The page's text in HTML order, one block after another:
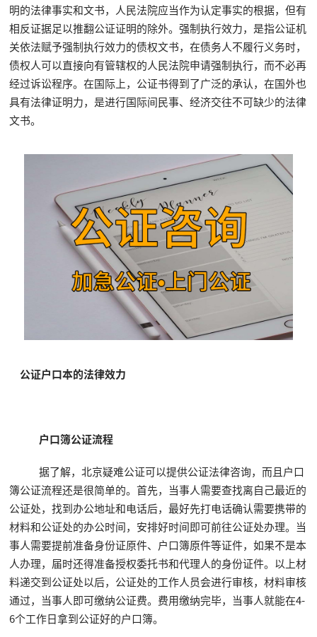
明的法律事实和文书，人民法院应当作为认定事实的根据，但有
相反证据足以推翻公证证明的除外。强制执行效力，是指公证机
关依法赋予强制执行效力的债权文书，在债务人不履行义务时，
债权人可以直接向有管辖权的人民法院申请强制执行，而不必再
经过诉讼程序。在国际上，公证书得到了广泛的承认，在国外也
具有法律证明力，是进行国际间民事、经济交往不可缺少的法律
文书。
公证户口本的法律效力
户口簿公证流程
据了解，北京疑难公证可以提供公证法律咨询，而且户口
簿公证流程还是很简单的。首先，当事人需要查找离自己最近的
公证处，找到办公地址和电话后，最好先打电话确认需要携带的
材料和公证处的办公时间，安排好时间即可前往公证处办理。当
事人需要提前准备身份证原件、户口簿原件等证件，如果不是本
人办理，届时还得准备授权委托书和代理人的身份证件。以上材
料递交到公证处以后，公证处的工作人员会进行审核，材料审核
通过，当事人即可缴纳公证费。费用缴纳完毕，当事人就能在4-
6个工作日拿到公证好的户口簿。